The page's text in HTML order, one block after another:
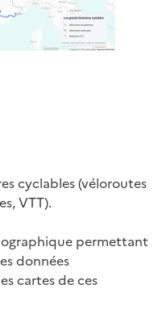
cyclables (véloroutes
VTT).
permettant
données
cartes de ces